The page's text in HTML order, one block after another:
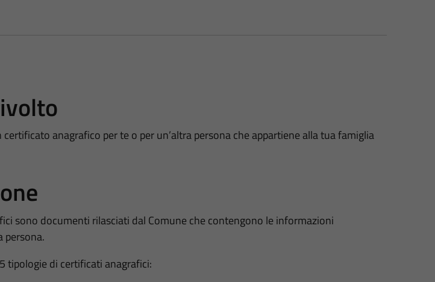
anagrafico per te o per un’altra persona che appartiene alla tua famiglia
sono documenti rilasciati dal Comune che contengono le informazioni
persona.
tipologie di certificati anagrafici: